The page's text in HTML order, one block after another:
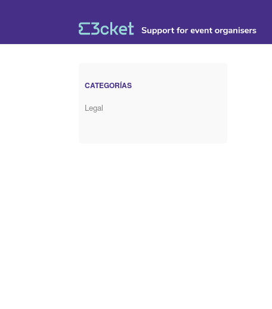
CATEGORÍAS
Legal